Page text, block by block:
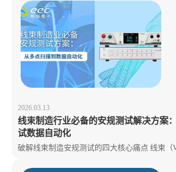
2026.03.13
线束制造行业必备的安规测试解决方案
试数据自动化
破解线束制造安规测试的四大核心痛点 线束（